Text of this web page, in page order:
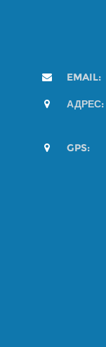
EMAIL:
АДРЕС:
GPS: